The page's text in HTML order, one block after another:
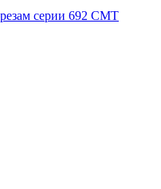
серии 692 CMT